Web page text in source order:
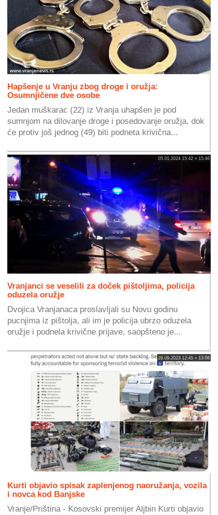
Hapšenje u Vranju zbog droge i oružja:
Osumnjičene dve osobe
Jedan muškarac (22) iz Vranja uhapšen je pod
sumnjom na dilovanje droge i posedovanje oružja, dok
će protiv još jednog (49) biti podneta krivična...
05.01.2024 15:42 » 15:46
Vranjanci se veselili za doček pištoljima, policija
oduzela oružje
Dvojica Vranjanaca proslavljali su Novu godinu
pucnjima iz pištolja, ali im je policija ubrzo oduzela
oružje i podnela krivične prijave, saopšteno je...
26.09.2023 12:45 » 13:08
Kurti objavio spisak zaplenjenog naoružanja, vozila
i novca kod Banjske
Vranje/Priština - Kosovski premijer Aljbin Kurti objavio